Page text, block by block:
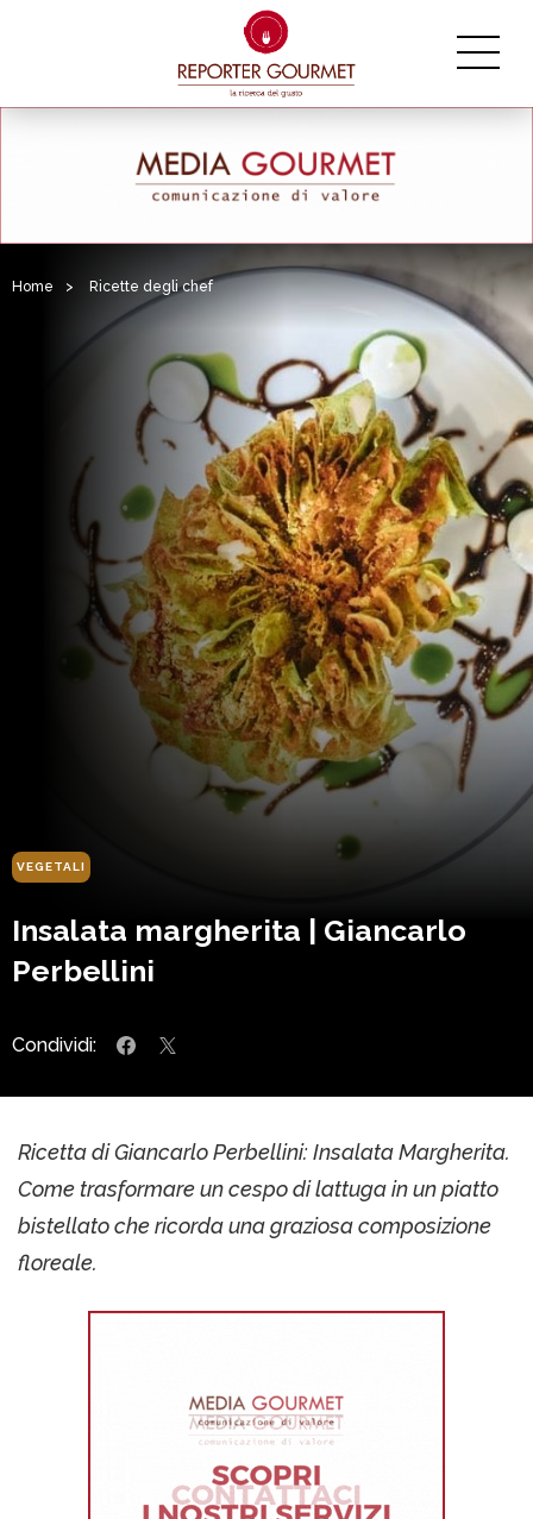
Home > Ricette degli chef
VEGETALI
Insalata margherita | Giancarlo
Perbellini
Condividi:
Ricetta di Giancarlo Perbellini: Insalata Margherita.
Come trasformare un cespo di lattuga in un piatto
bistellato che ricorda una graziosa composizione
floreale.